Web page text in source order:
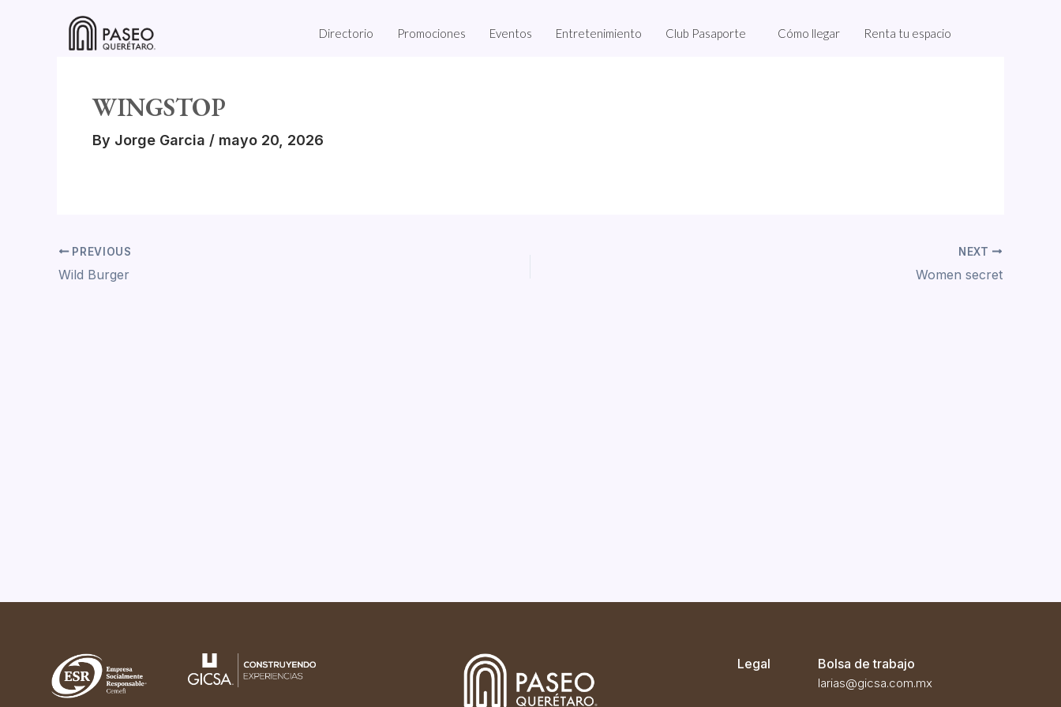
Directorio Promociones Eventos Entretenimiento Club Pasaporte Cómo llegar Renta tu espacio
WINGSTOP
By Jorge Garcia / mayo 20, 2026
PREVIOUS
Wild Burger
NEXT
Women secret
Legal Bolsa de trabajo
larias@gicsa.com.mx